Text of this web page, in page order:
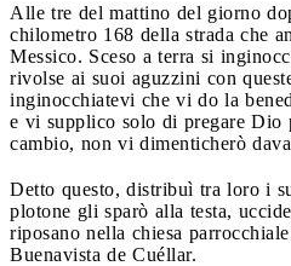
Alle tre del mattino del giorno
chilometro 168 della strada che
Messico. Sceso a terra si
rivolse ai suoi aguzzini con
inginocchiatevi che vi do la
e vi supplico solo di pregare Dio
cambio, non vi dimenticherò
Detto questo, distribuì tra loro i
plotone gli sparò alla testa,
riposano nella chiesa
Buenavista de Cuéllar.